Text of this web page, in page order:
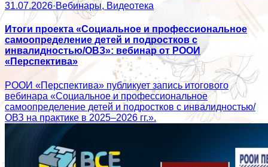
31.07.2026·Вебинары, Видеотека
Итоги проекта «Социальное и профессиональное
самоопределение детей и подростков с
инвалидностью/ОВЗ»: вебинар от РООИ
«Перспектива»
РООИ «Перспектива» публикует запись итогового
вебинара «Социальное и профессиональное
самоопределение детей и подростков с инвалидностью/
ОВЗ на практике в 2025–2026 гг.».